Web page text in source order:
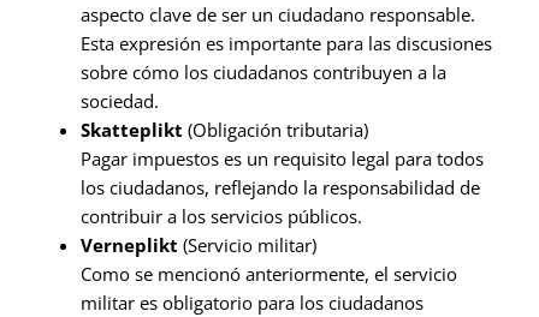
aspecto clave de ser un ciudadano responsable.
Esta expresión es importante para las discusiones
sobre cómo los ciudadanos contribuyen a la
sociedad.
Skatteplikt (Obligación tributaria)
Pagar impuestos es un requisito legal para todos
los ciudadanos, reflejando la responsabilidad de
contribuir a los servicios públicos.
Verneplikt (Servicio militar)
Como se mencionó anteriormente, el servicio
militar es obligatorio para los ciudadanos